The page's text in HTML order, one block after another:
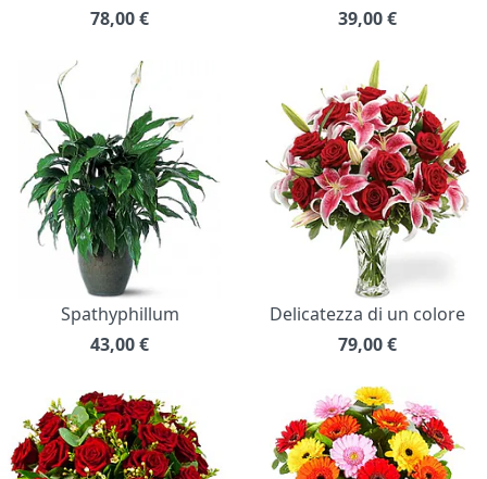
78,00€ 39,00€
Spathyphillum
43,00€
Delicatezza di un colore
79,00€